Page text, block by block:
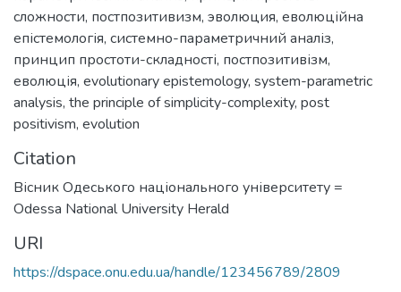
сложности, постпозитивизм, эволюция, еволюційна
епістемологія, системно-параметричний аналіз,
принцип простоти-складності, постпозитивізм,
еволюція, evolutionary epistemology, system-parametric
analysis, the principle of simplicity-complexity, post
positivism, evolution
Citation
Вісник Одеського національного університету =
Odessa National University Herald
URI
https://dspace.onu.edu.ua/handle/123456789/2809